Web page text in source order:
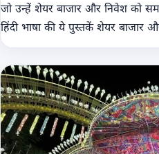
जो उन्हें शेयर बाजार और निवेश को
हिंदी भाषा की ये पुस्तकें शेयर